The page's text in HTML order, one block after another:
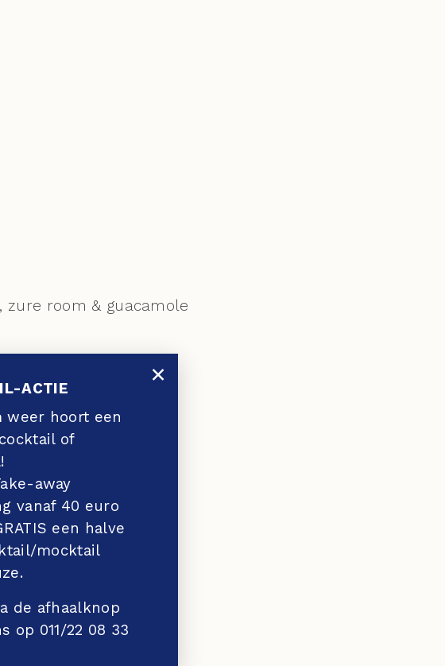
zure room & guacamole
×
ACTIE
weer hoort een
of
away
vanaf 40 euro
een halve
mocktail
de afhaalknop
op 011/22 08 33